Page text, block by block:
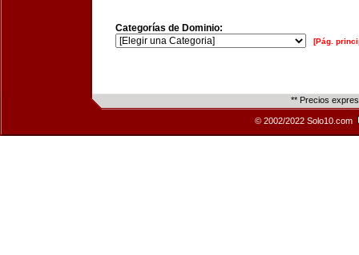
Categorías de Dominio:
[Pág.
** Precios
© 2002/2022 Solo10.com